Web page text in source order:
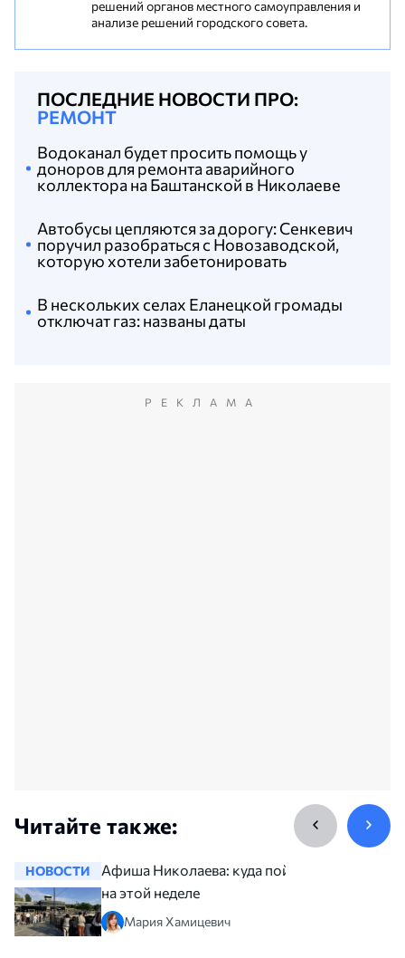
решений органов местного самоуправления и
анализе решений городского совета.
ПОСЛЕДНИЕ НОВОСТИ ПРО:
РЕМОНТ
В нескольких селах Еланецкой громады
отключат газ: названы даты
Автобусы цепляются за дорогу: Сенкевич
поручил разобраться с Новозаводской,
которую хотели забетонировать
Водоканал будет просить помощь у
доноров для ремонта аварийного
коллектора на Баштанской в Николаеве
РЕКЛАМА
Читайте также:
НОВОСТИ
Афиша Николаева: куда пойти
на этой неделе
Мария Хамицевич